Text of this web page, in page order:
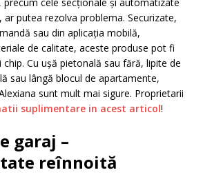
ar putea rezolva problema. Securizate,
sau din aplicația mobilă,
de calitate, aceste produse pot fi
Cu ușă pietonală sau fără, lipite de
sau lângă blocul de apartamente,
sunt mult mai sigure. Proprietarii
suplimentare in acest articol!
garaj –
reînnoită